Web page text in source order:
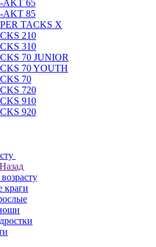
AKT 65
AKT 85
TACKS X
210
310
70 JUNIOR
70 YOUTH
70
720
910
920
Назад
краги